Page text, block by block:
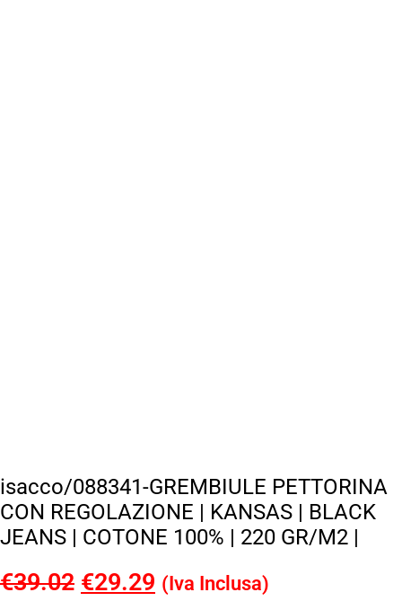
isacco/088341-GREMBIULE PETTORINA
CON REGOLAZIONE | KANSAS | BLACK
JEANS | COTONE 100% | 220 GR/M2 |
€39.02 Il
€29.29 Il
(Iva Inclusa)